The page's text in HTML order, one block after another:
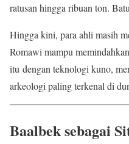
ratusan hingga ribuan ton.
Hingga kini, para ahli masih
Romawi mampu
itu dengan teknologi kuno,
arkeologi paling terkenal di
Baalbek sebagai